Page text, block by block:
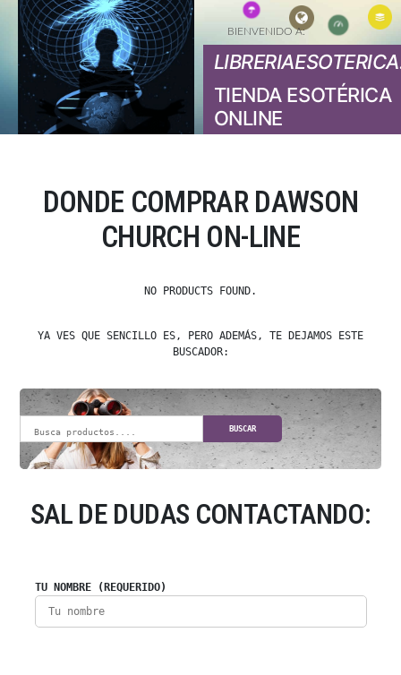
TIENDA ESOTÉRICA
ONLINE
BIENVENIDO A:
DONDE COMPRAR DAWSON
CHURCH ON-LINE
NO PRODUCTS FOUND.
YA VES QUE SENCILLO ES, PERO ADEMÁS, TE DEJAMOS ESTE
BUSCADOR:
BUSCAR
SAL DE DUDAS CONTACTANDO:
TU NOMBRE (REQUERIDO)